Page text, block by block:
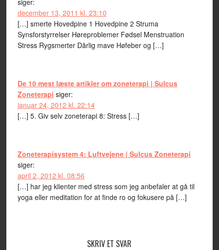
siger:
december 13, 2011 kl. 23:10
[…] smerte Hovedpine 1 Hovedpine 2 Struma
Synsforstyrrelser Høreproblemer Fødsel Menstruation
Stress Rygsmerter Dårlig mave Høfeber og […]
De 10 mest læste artikler om zoneterapi | Sulcus
Zoneterapi siger:
januar 24, 2012 kl. 22:14
[…] 5. Giv selv zoneterapi 8: Stress […]
Zoneterapisystem 4: Luftvejene | Sulcus Zoneterapi
siger:
april 2, 2012 kl. 08:56
[…] har jeg klienter med stress som jeg anbefaler at gå til
yoga eller meditation for at finde ro og fokusere på […]
SKRIV ET SVAR